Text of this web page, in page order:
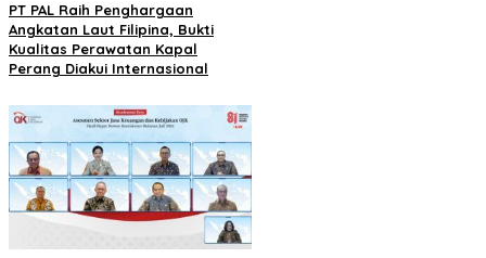
PT PAL Raih Penghargaan
Angkatan Laut Filipina, Bukti
Kualitas Perawatan Kapal
Perang Diakui Internasional